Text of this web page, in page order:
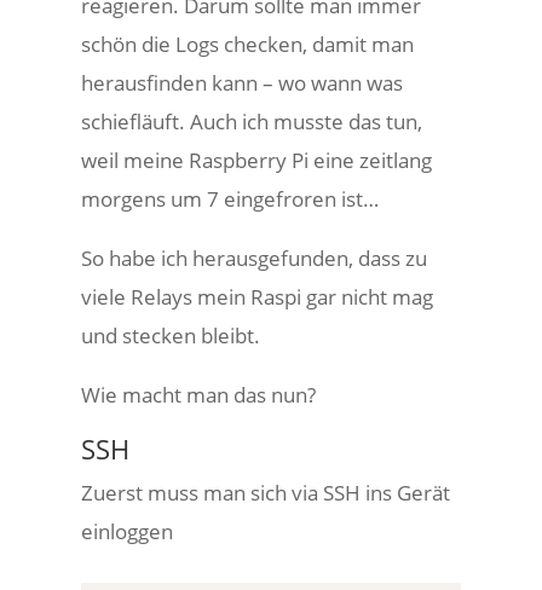
schön die Logs checken, damit man
herausfinden kann – wo wann was
schiefläuft. Auch ich musste das tun,
weil meine Raspberry Pi eine zeitlang
morgens um 7 eingefroren ist…
So habe ich herausgefunden, dass zu
viele Relays mein Raspi gar nicht mag
und stecken bleibt.
Wie macht man das nun?
SSH
Zuerst muss man sich via SSH ins Gerät
einloggen